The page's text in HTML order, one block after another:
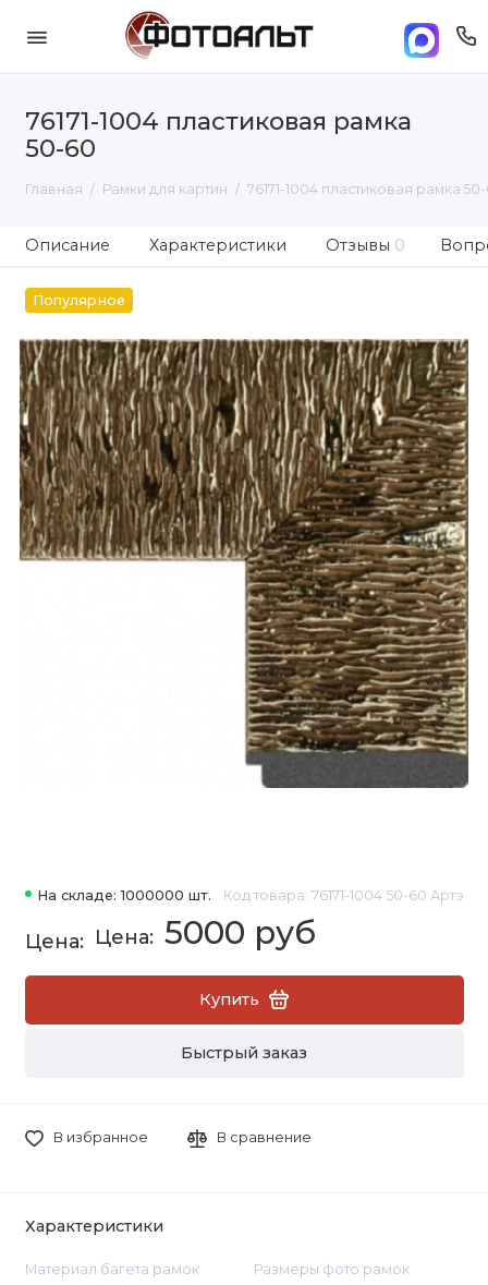
76171-1004 пластиковая рамка
50-60
Главная Рамки для картин 76171-1004 пластиковая рамка
Описание Характеристики Отзывы 0
Популярное
На складе: 1000000 шт. Код товара: 76171-1004 50-60 Артэ
5000 руб
Купить
Быстрый заказ
В избранное В сравнение
Характеристики
Материал багета рамок Размеры фото рамок